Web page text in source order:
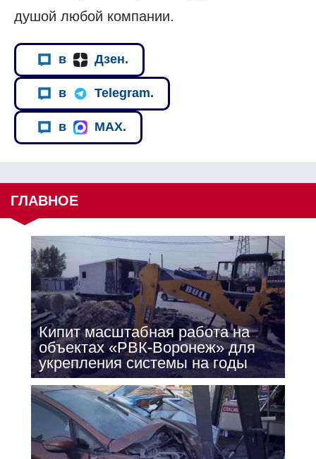
душой любой компании.
в Дзен.
в Telegram.
в MAX.
ГЛАВНОЕ
Кипит масштабная работа на
объектах «РВК-Воронеж» для
укрепления системы на годы